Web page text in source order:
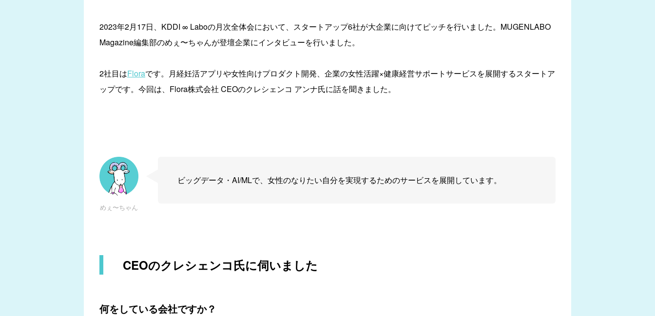
2023年2月17日、KDDI ∞ Laboの月次全体会において、スタートアップ6社が大企業に向けてピッチを行いました。MUGENLABO
Magazine編集部のめぇ〜ちゃんが登壇企業にインタビューを行いました。
2社目はFloraです。月経妊活アプリや女性向けプロダクト開発、企業の女性活躍×健康経営サポートサービスを展開するスタートア
ップです。今回は、Flora株式会社 CEOのクレシェンコ アンナ氏に話を聞きました。
めぇ〜ちゃん
ビッグデータ・AI/MLで、女性のなりたい自分を実現するためのサービスを展開しています。
CEOのクレシェンコ氏に伺いました
何をしている会社ですか？